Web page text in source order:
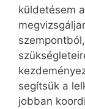
küldetésem
segítsük a
jobban